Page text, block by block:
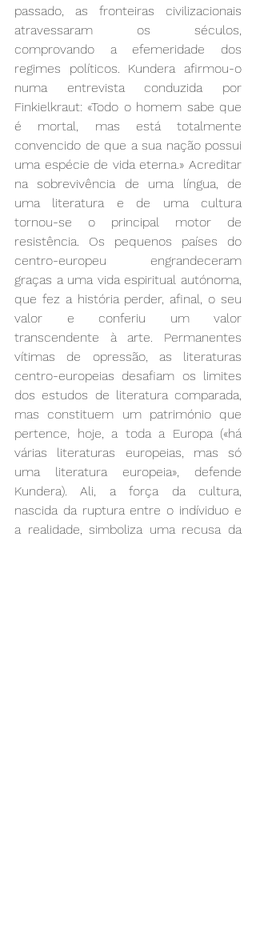
passado, as fronteiras civilizacionais
atravessaram os séculos,
comprovando a efemeridade dos
regimes políticos. Kundera afirmou-o
numa entrevista conduzida por
Finkielkraut: «Todo o homem sabe que
é mortal, mas está totalmente
convencido de que a sua nação possui
uma espécie de vida eterna.» Acreditar
na sobrevivência de uma língua, de
uma literatura e de uma cultura
tornou-se o principal motor de
resistência. Os pequenos países do
centro-europeu engrandeceram
graças a uma vida espiritual autónoma,
que fez a história perder, afinal, o seu
valor e conferiu um valor
transcendente à arte. Permanentes
vítimas de opressão, as literaturas
centro-europeias desafiam os limites
dos estudos de literatura comparada,
mas constituem um património que
pertence, hoje, a toda a Europa («há
várias literaturas europeias, mas só
uma literatura europeia», defende
Kundera). Ali, a força da cultura,
nascida da ruptura entre o indíviduo e
a realidade, simboliza uma recusa da